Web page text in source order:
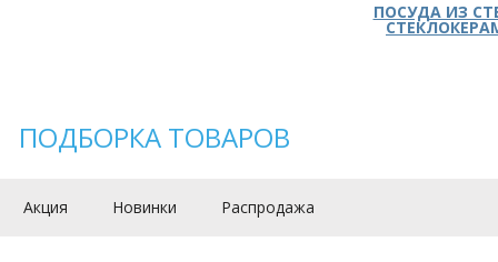
ПОСУДА ИЗ
ПОДБОРКА ТОВАРОВ
Акция Новинки Распродажа